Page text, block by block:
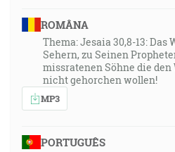
ROMÂNA
Thema: Jesaia 30,8-13: Das
Sehern, zu Seinen
missratenen Söhne die den
nicht gehorchen wollen!
MP3
PORTUGUÊS